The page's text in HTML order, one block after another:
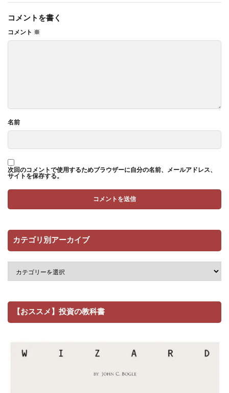
コメントを書く
コメント ※
名前
次回のコメントで使用するためブラウザーに自分の名前、メールアドレス、
サイトを保存する。
カテゴリ別アーカイブ
【おススメ】投資の教科書